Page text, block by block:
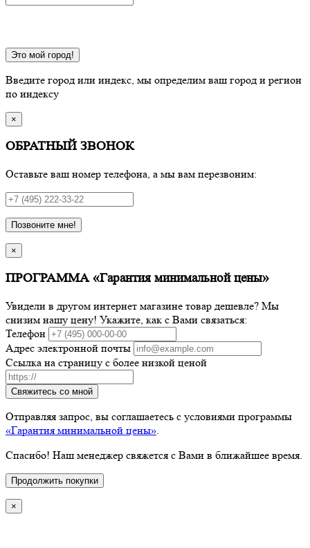
Это мой город!
Введите город или индекс, мы определим ваш город и регион
по индексу
×
ОБРАТНЫЙ ЗВОНОК
Оставьте ваш номер телефона, а мы вам перезвоним:
Позвоните мне!
×
ПРОГРАММА «Гарантия минимальной цены»
Увидели в другом интернет магазине товар дешевле? Мы
снизим нашу цену! Укажите, как с Вами связаться:
Телефон
Адрес электронной почты
Ссылка на страницу с более низкой ценой
Свяжитесь со мной
Отправляя запрос, вы соглашаетесь с условиями программы
«Гарантия минимальной цены»
Спасибо! Наш менеджер свяжется с Вами в ближайшее время.
Продолжить покупки
×